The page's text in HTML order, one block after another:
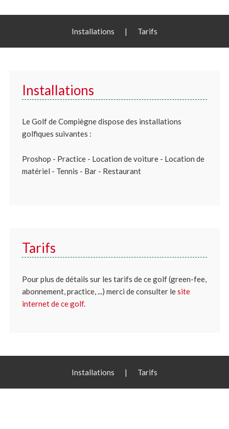
Installations | Tarifs
Installations
Le Golf de Compiègne dispose des installations
golfiques suivantes :
Proshop - Practice - Location de voiture - Location de
matériel - Tennis - Bar - Restaurant
Tarifs
Pour plus de détails sur les tarifs de ce golf (green-fee,
abonnement, practice, ...) merci de consulter lesite
internet de ce golf.
Installations | Tarifs